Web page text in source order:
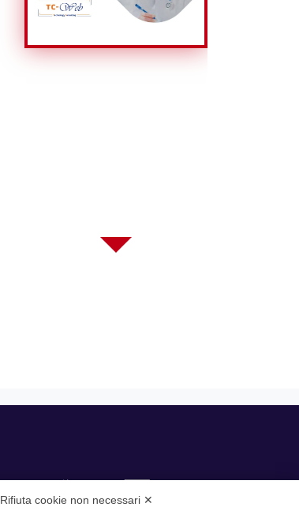
Rifiuta cookie non necessari ✕